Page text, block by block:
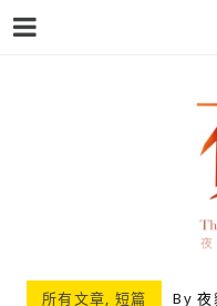
夜貓-
所有文章, 短篇 By夜